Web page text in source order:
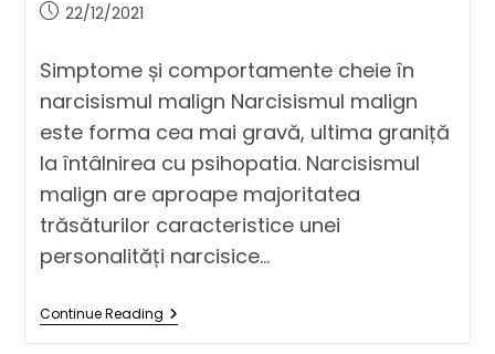
22/12/2021
Simptome și comportamente cheie în
narcisismul malign Narcisismul malign
este forma cea mai gravă, ultima graniță
la întâlnirea cu psihopatia. Narcisismul
malign are aproape majoritatea
trăsăturilor caracteristice unei
personalități narcisice…
Continue Reading